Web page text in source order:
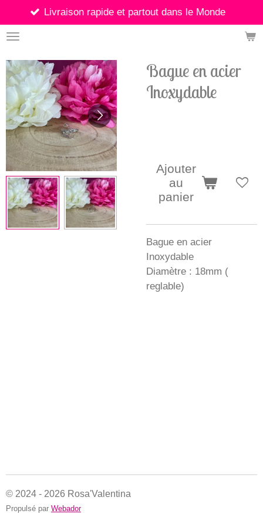
Passer
au
contenu
rapide et partout dans le Monde
Bague en acier
Inoxydable
Ajouter
au
panier
Bague en acier
Inoxydable
Diamètre : 18mm (
reglable)
© 2024 - 2026 Rosa'Valentina
Propulsé par Webador